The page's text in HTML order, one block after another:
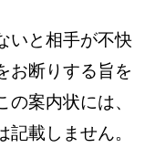
いと相手が不快
お断りする旨を
案内状には、
載しません。